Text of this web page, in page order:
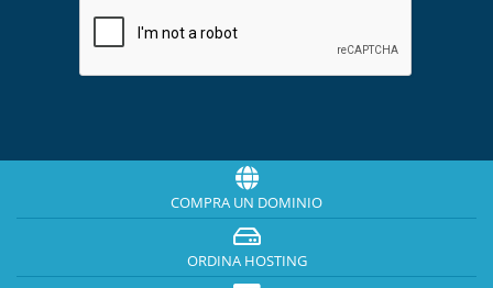
COMPRA UN DOMINIO
ORDINA HOSTING